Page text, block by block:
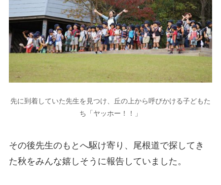
先に到着していた先生を見つけ、丘の上から呼びかける子どもた
ち「ヤッホー！！」
その後先生のもとへ駆け寄り、尾根道で探してき
た秋をみんな嬉しそうに報告していました。